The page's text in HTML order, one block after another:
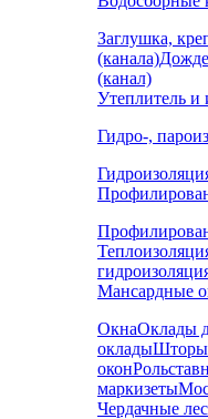
Заглушка,
(канала)
(канал)
Утеплитель и
Гидро-,
Мансардные
ОкнаОклады
окладыШторы
окон
маркизеты
Чердачные